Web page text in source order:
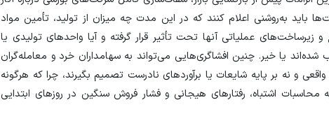
باید به‌روشنی اعلام کنند که در این مدت چه میزان از تولید، تأمین مواد
و زیرساخت‌های عملیاتی آنها تحت تأثیر قرار گرفته و آیا واحد‌های تولیدی یا
شده‌اند یا خیر. چنین افشاگری‌هایی می‌تواند به سهامداران خرد و معامله‌گران
و نه بر پایه شایعات یا برآورد‌های نادرست تصمیم بگیرند، چرا که هرگونه
محاسبات اشتباه، رفتار‌های هیجانی و فشار فروش سنگین در روز‌های ابتدایی